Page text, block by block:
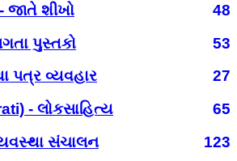
જાતે શીખો
48
પુસ્તકો
53
પત્ર વ્યવહાર
27
- લોકસાહિત્ય
65
સંચાલન
123